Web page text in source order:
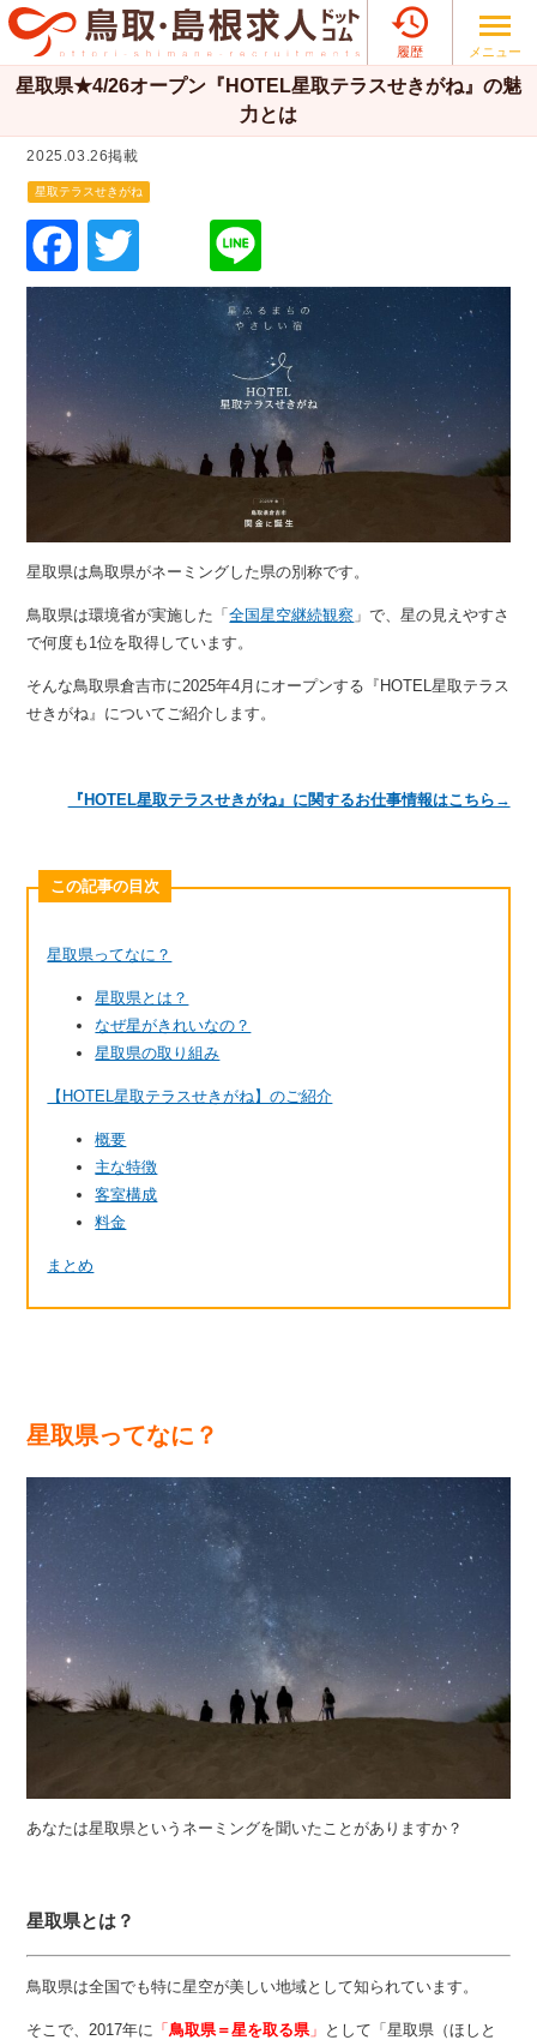

履歴 メニュー
星取県★4/26オープン『HOTEL星取テラスせきがね』の魅
力とは
2025.03.26掲載
星取テラスせきがね
F
a
e
b
o
o
wi
tt
er
n
e
星取県は鳥取県がネーミングした県の別称です。
鳥取県は環境省が実施した「全国星空継続観察 」で、星の見えやすさ
で何度も1位を取得しています。
そんな鳥取県倉吉市に2025年4月にオープンする『HOTEL星取テラス
せきがね』についてご紹介します。
『HOTEL星取テラスせきがね』に関するお仕事情報はこちら→
この記事の目次
星取県ってなに？
星取県とは？
なぜ星がきれいなの？
星取県の取り組み
【HOTEL星取テラスせきがね】のご紹介
概要
主な特徴
客室構成
料金
まとめ
星取県ってなに？
あなたは星取県というネーミングを聞いたことがありますか？
星取県とは？
鳥取県は全国でも特に星空が美しい地域として知られています。
そこで、2017年に 「鳥取県＝星を取る県 」 として「星取県（ほしと